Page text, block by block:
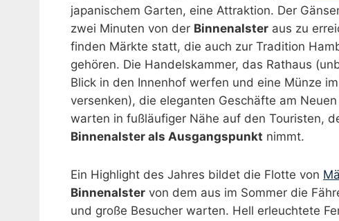
japanischem Garten, eine Attraktion. Der
zwei Minuten von der Binnenalster aus zu
finden Märkte statt, die auch zur Tradition
gehören. Die Handelskammer, das Rathaus
Blick in den Innenhof werfen und eine Münze
versenken), die eleganten Geschäfte am Neuen
warten in fußläufiger Nähe auf den Touristen,
Binnenalster als Ausgangspunkt nimmt.
Ein Highlight des Jahres bildet die Flotte von
Binnenalster von dem aus im Sommer die
und große Besucher warten. Hell erleuchtete